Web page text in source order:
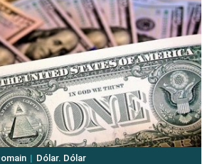
Dólar. Dólar